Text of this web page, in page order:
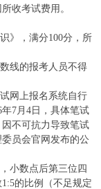
收考试费用。
》，满分100分，所
线的报考人员不得
网上报名系统自行
7月4日，具体笔试
不可抗力导致笔试
员会官网发布的公
小数点后第三位四
的比例（不足规定